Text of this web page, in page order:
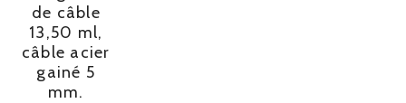
de câble
13,50 ml,
câble acier
gainé 5
mm.